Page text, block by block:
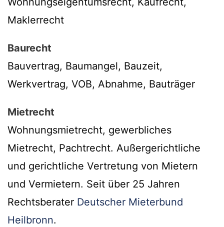
Maklerrecht
Baurecht
Bauvertrag, Baumangel, Bauzeit,
Werkvertrag, VOB, Abnahme, Bauträger
Mietrecht
Wohnungsmietrecht, gewerbliches
Mietrecht, Pachtrecht. Außergerichtliche
und gerichtliche Vertretung von Mietern
und Vermietern. Seit über 25 Jahren
Rechtsberater Deutscher Mieterbund
Heilbronn.